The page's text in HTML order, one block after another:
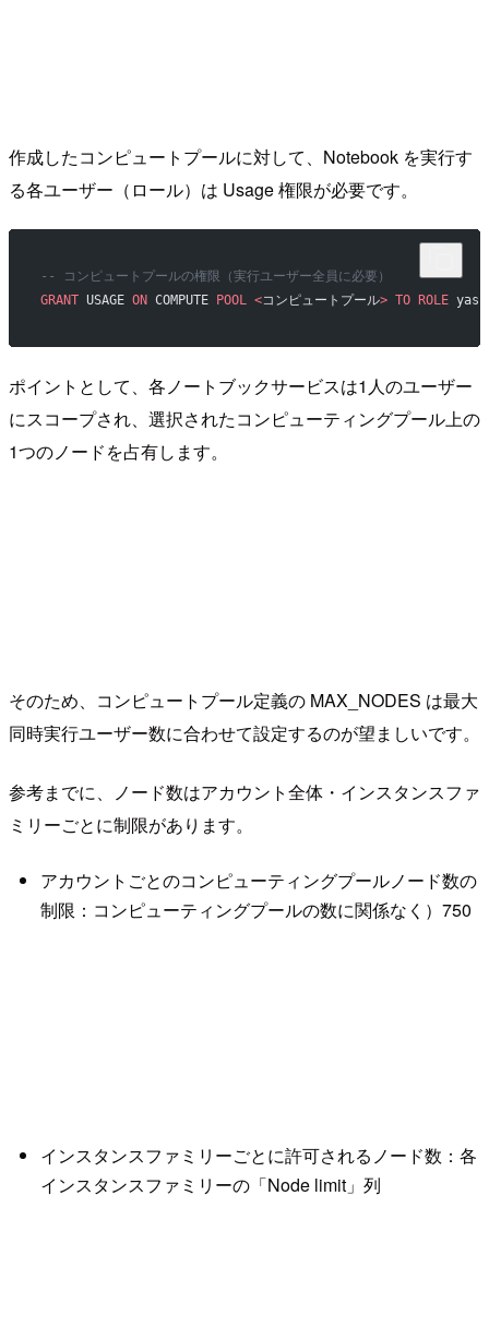
作成したコンピュートプールに対して、Notebook を実行す
る各ユーザー（ロール）は Usage 権限が必要です。
-- コンピュートプールの権限（実行ユーザー全員に必要）
GRANT USAGE ON COMPUTE POOL <コンピュートプール> TO ROLE
ポイントとして、各ノートブックサービスは1人のユーザー
にスコープされ、選択されたコンピューティングプール上の
1つのノードを占有します。
そのため、コンピュートプール定義の MAX_NODES は最大
同時実行ユーザー数に合わせて設定するのが望ましいです。
参考までに、ノード数はアカウント全体・インスタンスファ
ミリーごとに制限があります。
アカウントごとのコンピューティングプールノード数の
制限：コンピューティングプールの数に関係なく）750
インスタンスファミリーごとに許可されるノード数：各
インスタンスファミリーの「Node limit」列